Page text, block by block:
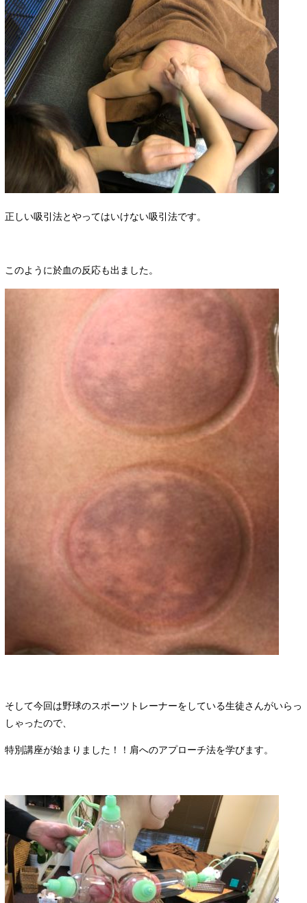
正しい吸引法とやってはいけない吸引法です。
このように於血の反応も出ました。
そして今回は野球のスポーツトレーナーをしている生徒さんがいらっ
しゃったので、
特別講座が始まりました！！肩へのアプローチ法を学びます。